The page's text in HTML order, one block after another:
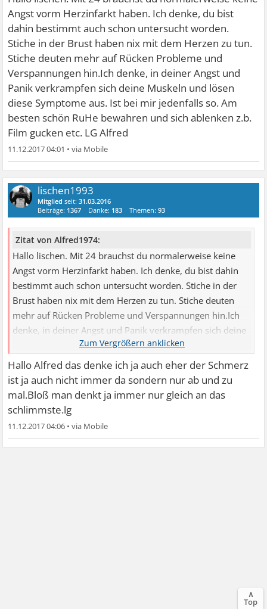
Angst vorm Herzinfarkt haben. Ich denke, du bist
dahin bestimmt auch schon untersucht worden.
Stiche in der Brust haben nix mit dem Herzen zu tun.
Stiche deuten mehr auf Rücken Probleme und
Verspannungen hin.Ich denke, in deiner Angst und
Panik verkrampfen sich deine Muskeln und lösen
diese Symptome aus. Ist bei mir jedenfalls so. Am
besten schön RuHe bewahren und sich ablenken z.b.
Film gucken etc. LG Alfred
11.12.2017 04:01 •
lischen1993
Mitglied seit:31.03.2016
Beiträge: 1367 Danke: 183 Themen:93
Zitat von Alfred1974:
Hallo lischen. Mit 24 brauchst du normalerweise keine
Angst vorm Herzinfarkt haben. Ich denke, du bist dahin
bestimmt auch schon untersucht worden. Stiche in der
Brust haben nix mit dem Herzen zu tun. Stiche deuten
mehr auf Rücken Probleme und Verspannungen hin.Ich
denke, in deiner Angst und Panik verkrampfen sich deine
Muskeln und lösen diese Symptome aus. Ist bei mir
jedenfalls so. Am besten schön RuHe bewahren und sich
ablenken z.b. Film gucken etc. LG Alfred
Hallo Alfred das denke ich ja auch eher der Schmerz
ist ja auch nicht immer da sondern nur ab und zu
mal.Bloß man denkt ja immer nur gleich an das
schlimmste.lg
11.12.2017 04:06 •
∧
Top